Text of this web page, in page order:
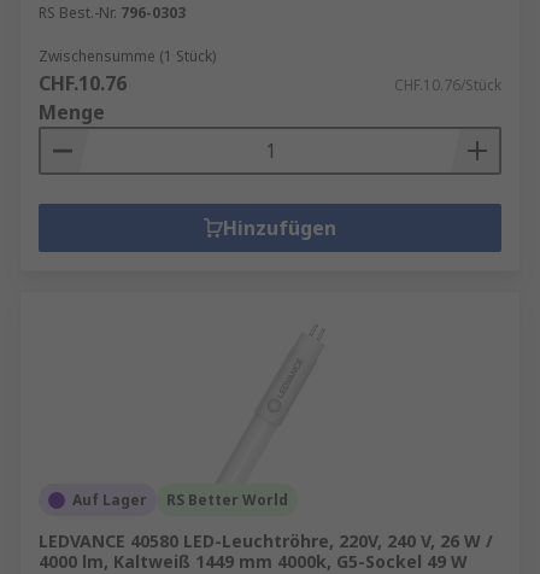
RS Best.-Nr. 796-0303
Zwischensumme (1 Stück)
CHF.10.76 CHF.10.76/Stück
Menge
Hinzufügen
Auf Lager RS Better World
LEDVANCE 40580 LED-Leuchtröhre, 220V, 240 V, 26 W /
4000 lm, Kaltweiß 1449 mm 4000k, G5-Sockel 49 W